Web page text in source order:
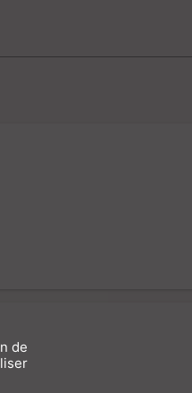
de